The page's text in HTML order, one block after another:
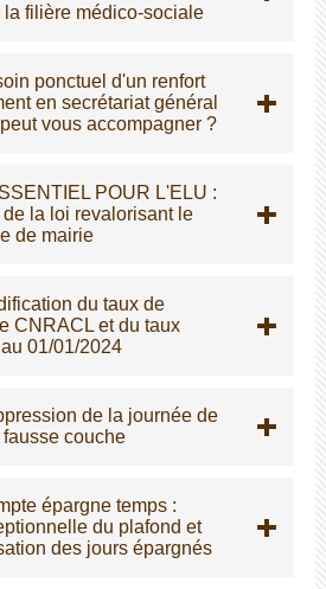
filière médico-sociale
ponctuel d'un renfort
en secrétariat général
vous accompagner ?
POUR L'ELU :
la loi revalorisant le
de mairie
du taux de
CNRACL et du taux
01/01/2024
de la journée de
couche
épargne temps :
du plafond et
des jours épargnés